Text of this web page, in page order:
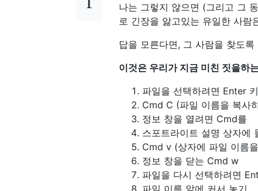
나는 그렇지 않으면 (그리고 그
로 긴장을 앓고있는 유일한 사람
답을 모른다면, 그 사람을 찾도록
이것은 우리가 지금 미친 짓을하
파일을 선택하려면 Enter
Cmd C (파일 이름을 복사
정보 창을 열려면 Cmd를
스포트라이트 설명 상자에
Cmd v (상자에 파일 이름
정보 창을 닫는 Cmd w
파일을 다시 선택하려면
파일 이름 앞에 커서 놓기